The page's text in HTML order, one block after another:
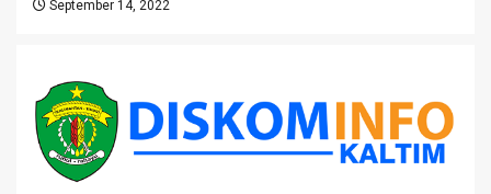
September 14, 2022